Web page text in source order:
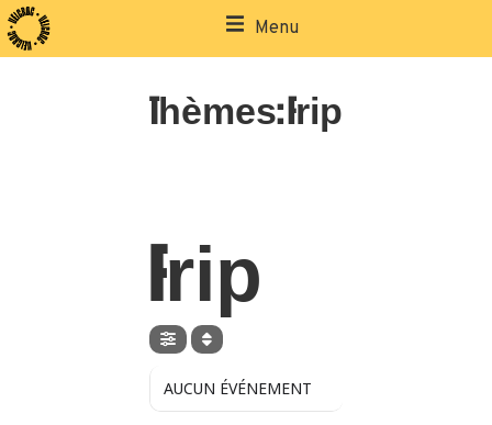
Menu
Thèmes: Frip
Frip
AUCUN ÉVÉNEMENT